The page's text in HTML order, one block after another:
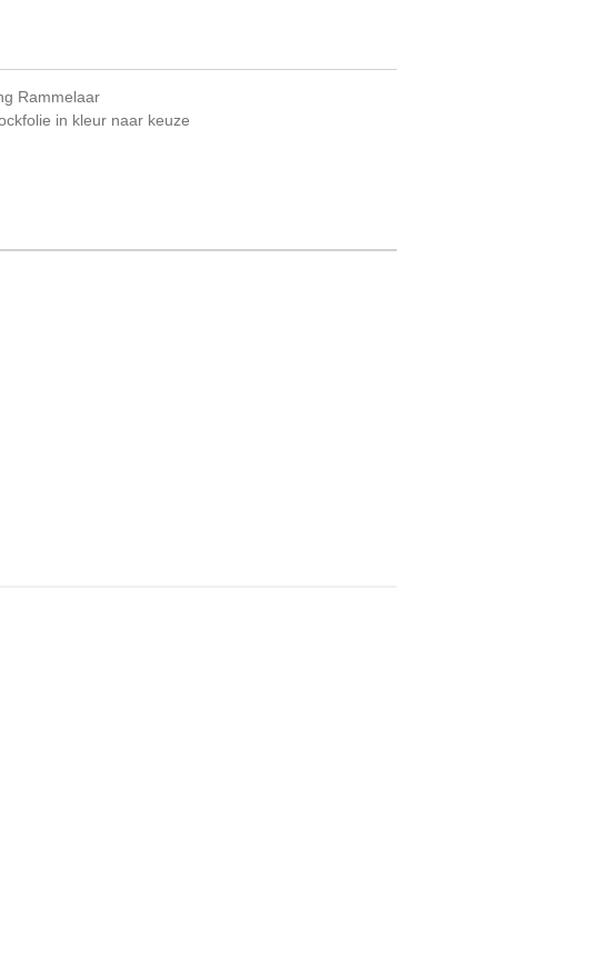
Rammelaar
in kleur naar keuze